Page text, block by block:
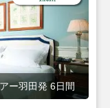
ー羽田発 6日間